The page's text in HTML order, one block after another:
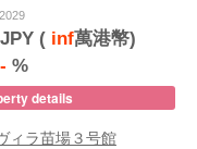
(inf萬港幣)
- %
details
ィラ苗場３号館